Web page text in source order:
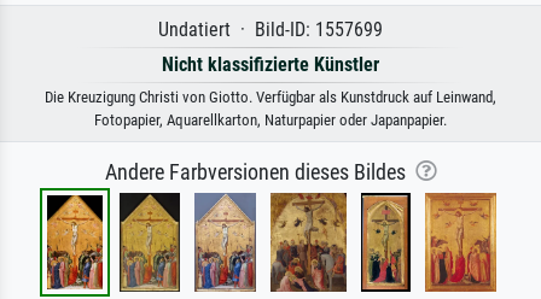
Undatiert · Bild-ID: 1557699
Nicht klassifizierte Künstler
Die Kreuzigung Christi von Giotto. Verfügbar als Kunstdruck auf Leinwand,
Fotopapier, Aquarellkarton, Naturpapier oder Japanpapier.
Andere Farbversionen dieses Bildes